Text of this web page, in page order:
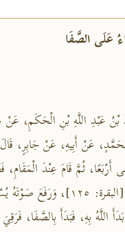
بْنُ عَبْدِ اللَّهِ بْنِ الْحَكَمِ،
عَنْ أَبِيهِ، عَنْ جَابِرٍ،
أَرْبَعًا، ثُمَّ قَامَ عِنْدَ
مِنْ مَقَامِ إِبْرَاهِيمَ مُصَلًّى}
اللَّهُ بِهِ، فَبَدَأَ بِالصَّفَا،